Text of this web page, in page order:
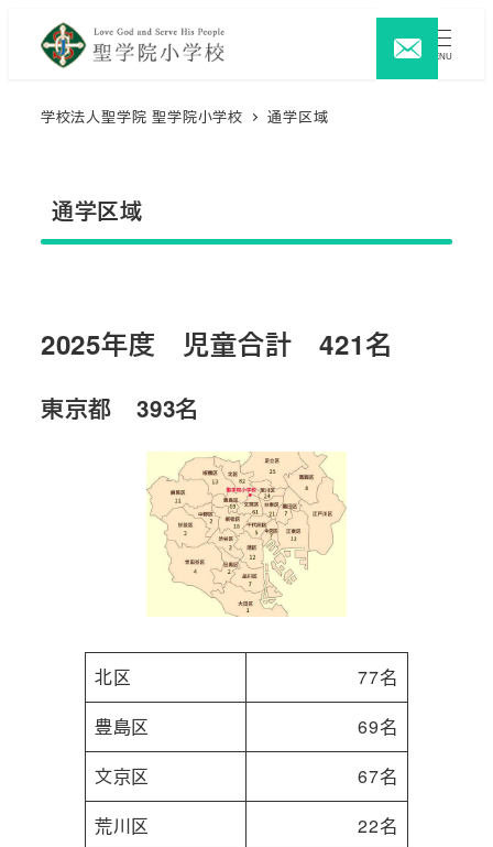
MENU
学校法人聖学院 聖学院小学校 通学区域
通学区域
2025年度 児童合計 421名
東京都 393名
北区
77名
豊島区
69名
文京区
67名
荒川区
22名